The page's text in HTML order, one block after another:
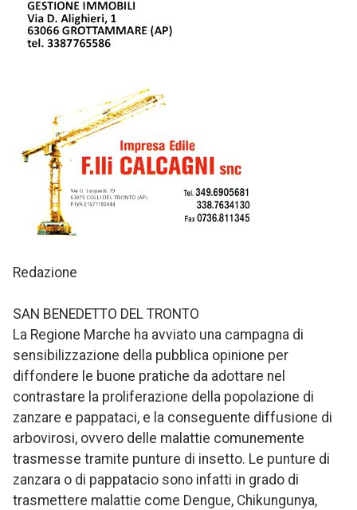
Redazione
SAN BENEDETTO DEL TRONTO
La Regione Marche ha avviato una campagna di
sensibilizzazione della pubblica opinione per
diffondere le buone pratiche da adottare nel
contrastare la proliferazione della popolazione di
zanzare e pappataci, e la conseguente diffusione di
arbovirosi, ovvero delle malattie comunemente
trasmesse tramite punture di insetto. Le punture di
zanzara o di pappatacio sono infatti in grado di
trasmettere malattie come Dengue, Chikungunya,